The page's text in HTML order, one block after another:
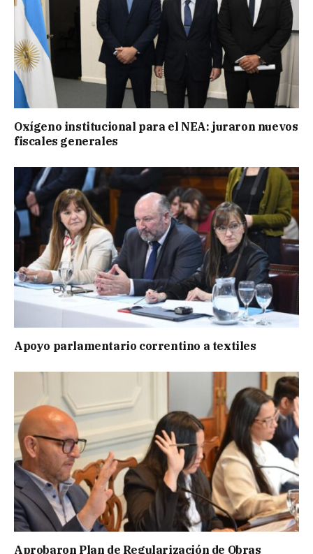
Oxígeno institucional para el NEA: juraron nuevos
fiscales generales
Apoyo parlamentario correntino a textiles
Aprobaron Plan de Regularización de Obras